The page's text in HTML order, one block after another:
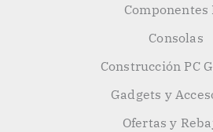
Componentes
Consolas
Construcción PC
Gadgets y
Ofertas y